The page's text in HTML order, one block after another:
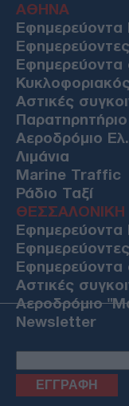
ΑΘΗΝΑ
Εφημερεύοντα
Εφημερεύοντες
Εφημερεύοντα
Αστικές
Αεροδρόμιο
Λιμάνια
Marine Traffic
Ράδιο Ταξί
ΘΕΣΣΑΛΟΝΙΚΗ
Εφημερεύοντα
Εφημερεύοντες
Εφημερεύοντα
Αστικές
Αεροδρόμιο
Newsletter